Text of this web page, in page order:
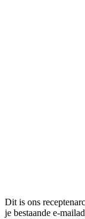
Dit is ons
je bestaande e-